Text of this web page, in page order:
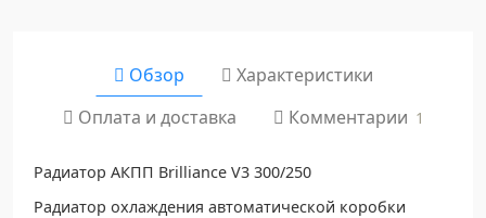
Обзор
Характеристики
Оплата и доставка
Комментарии 1
Радиатор АКПП Brilliance V3 300/250
Радиатор охлаждения автоматической коробки